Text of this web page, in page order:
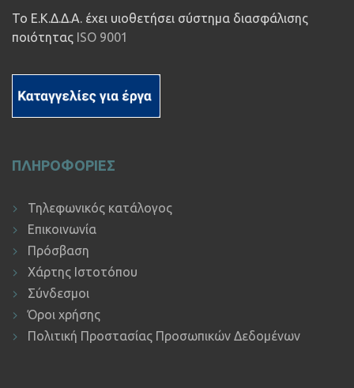
Το Ε.Κ.Δ.Δ.Α. έχει υιοθετήσει σύστημα διασφάλισης
ποιότητας ISO 9001
ΠΛΗΡΟΦΟΡΙΕΣ
Τηλεφωνικός κατάλογος
Επικοινωνία
Πρόσβαση
Χάρτης Ιστοτόπου
Σύνδεσμοι
Όροι χρήσης
Πολιτική Προστασίας Προσωπικών Δεδομένων